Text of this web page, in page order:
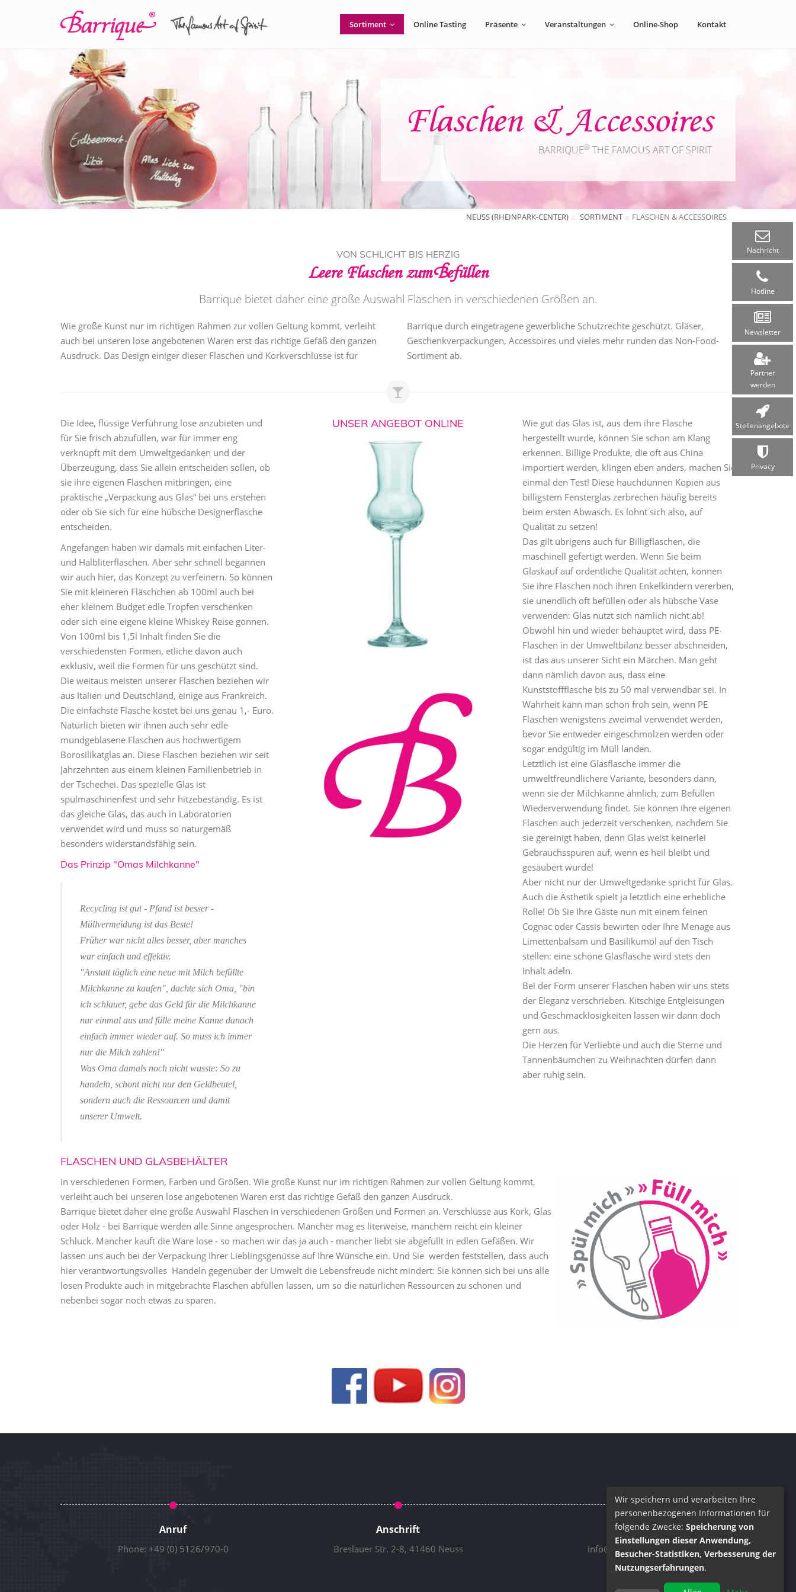
Sortiment Online Tasting Präsente Veranstaltungen Online-Shop Kontakt
Flaschen & Accessoires
BARRIQUE® THE FAMOUS ART OF SPIRIT
NEUSS (RHEINPARK-CENTER) SORTIMENT FLASCHEN & ACCESSOIRES
VON SCHLICHT BIS HERZIG
Leere Flaschen zum Befüllen
Barrique bietet daher eine große Auswahl Flaschen in verschiedenen Größen an.
Wie große Kunst nur im richtigen Rahmen zur vollen Geltung kommt, verleiht
auch bei unseren lose angebotenen Waren erst das richtige Gefäß den ganzen
Ausdruck. Das Design einiger dieser Flaschen und Korkverschlüsse ist für
Barrique durch eingetragene gewerbliche Schutzrechte geschützt. Gläser,
Geschenkverpackungen, Accessoires und vieles mehr runden das Non-Food-
Sortiment ab.
Die Idee, flüssige Verführung lose anzubieten und
für Sie frisch abzufüllen, war für immer eng
verknüpft mit dem Umweltgedanken und der
Überzeugung, dass Sie allein entscheiden sollen, ob
sie ihre eigenen Flaschen mitbringen, eine
praktische „Verpackung aus Glas“ bei uns erstehen
oder ob Sie sich für eine hübsche Designerflasche
entscheiden.
Angefangen haben wir damals mit einfachen Liter-
und Halbliterflaschen. Aber sehr schnell begannen
wir auch hier, das Konzept zu verfeinern. So können
Sie mit kleineren Fläschchen ab 100ml auch bei
eher kleinem Budget edle Tropfen verschenken
oder sich eine eigene kleine Whiskey Reise gönnen.
Von 100ml bis 1,5l Inhalt finden Sie die
verschiedensten Formen, etliche davon auch
exklusiv, weil die Formen für uns geschützt sind.
Die weitaus meisten unserer Flaschen beziehen wir
aus Italien und Deutschland, einige aus Frankreich.
Die einfachste Flasche kostet bei uns genau 1,- Euro.
Natürlich bieten wir ihnen auch sehr edle
mundgeblasene Flaschen aus hochwertigem
Borosilikatglas an. Diese Flaschen beziehen wir seit
Jahrzehnten aus einem kleinen Familienbetrieb in
der Tschechei. Das spezielle Glas ist
spülmaschinenfest und sehr hitzebeständig. Es ist
das gleiche Glas, das auch in Laboratorien
verwendet wird und muss so naturgemäß
besonders widerstandsfähig sein.
Das Prinzip "Omas Milchkanne"
Recycling ist gut - Pfand ist besser -
Müllvermeidung ist das Beste!
Früher war nicht alles besser, aber manches
war einfach und effektiv.
"Anstatt täglich eine neue mit Milch befüllte
Milchkanne zu kaufen", dachte sich Oma, "bin
ich schlauer, gebe das Geld für die Milchkanne
nur einmal aus und fülle meine Kanne danach
einfach immer wieder auf. So muss ich immer
nur die Milch zahlen!"
Was Oma damals noch nicht wusste: So zu
handeln, schont nicht nur den Geldbeutel,
sondern auch die Ressourcen und damit
unserer Umwelt.
UNSER ANGEBOT ONLINE
Wie gut das Glas ist, aus dem ihre Flasche
hergestellt wurde, können Sie schon am Klang
erkennen. Billige Produkte, die oft aus China
importiert werden, klingen eben anders, machen Sie
einmal den Test! Diese hauchdünnen Kopien aus
billigstem Fensterglas zerbrechen häufig bereits
beim ersten Abwasch. Es lohnt sich also, auf
Qualität zu setzen!
Das gilt übrigens auch für Billigflaschen, die
maschinell gefertigt werden. Wenn Sie beim
Glaskauf auf ordentliche Qualität achten, können
Sie ihre Flaschen noch ihren Enkelkindern vererben,
sie unendlich oft befüllen oder als hübsche Vase
verwenden: Glas nutzt sich nämlich nicht ab!
Obwohl hin und wieder behauptet wird, dass PE-
Flaschen in der Umweltbilanz besser abschneiden,
ist das aus unserer Sicht ein Märchen. Man geht
dann nämlich davon aus, dass eine
Kunststoffflasche bis zu 50 mal verwendbar sei. In
Wahrheit kann man schon froh sein, wenn PE
Flaschen wenigstens zweimal verwendet werden,
bevor Sie entweder eingeschmolzen werden oder
sogar endgültig im Müll landen.
Letztlich ist eine Glasflasche immer die
umweltfreundlichere Variante, besonders dann,
wenn sie der Milchkanne ähnlich, zum Befüllen
Wiederverwendung findet. Sie können ihre eigenen
Flaschen auch jederzeit verschenken, nachdem Sie
sie gereinigt haben, denn Glas weist keinerlei
Gebrauchsspuren auf, wenn es heil bleibt und
gesäubert wurde!
Aber nicht nur der Umweltgedanke spricht für Glas.
Auch die Ästhetik spielt ja letztlich eine erhebliche
Rolle! Ob Sie Ihre Gäste nun mit einem feinen
Cognac oder Cassis bewirten oder Ihre Menage aus
Limettenbalsam und Basilikumöl auf den Tisch
stellen: eine schöne Glasflasche wird stets den
Inhalt adeln.
Bei der Form unserer Flaschen haben wir uns stets
der Eleganz verschrieben. Kitschige Entgleisungen
und Geschmacklosigkeiten lassen wir dann doch
gern aus.
Die Herzen für Verliebte und auch die Sterne und
Tannenbäumchen zu Weihnachten dürfen dann
aber ruhig sein.
FLASCHEN UND GLASBEHÄLTER
in verschiedenen Formen, Farben und Größen. Wie große Kunst nur im richtigen Rahmen zur vollen Geltung kommt,
verleiht auch bei unseren lose angebotenen Waren erst das richtige Gefäß den ganzen Ausdruck.
Barrique bietet daher eine große Auswahl Flaschen in verschiedenen Größen und Formen an. Verschlüsse aus Kork, Glas
oder Holz - bei Barrique werden alle Sinne angesprochen. Mancher mag es literweise, manchem reicht ein kleiner
Schluck. Mancher kauft die Ware lose - so machen wir das ja auch - mancher liebt sie abgefüllt in edlen Gefäßen. Wir
lassen uns auch bei der Verpackung Ihrer Lieblingsgenüsse auf Ihre Wünsche ein. Und Sie werden feststellen, dass auch
hier verantwortungsvolles Handeln gegenüber der Umwelt die Lebensfreude nicht mindert: Sie können sich bei uns alle
losen Produkte auch in mitgebrachte Flaschen abfüllen lassen, um so die natürlichen Ressourcen zu schonen und
nebenbei sogar noch etwas zu sparen.
Anruf
Phone: +49 (0) 5126/970-0
Anschrift
Breslauer Str. 2-8, 41460 Neuss
Email
info@barrique.de
Nachricht
Hotline
Newsletter
Partner
werden
Stellen­angebote
Privacy
Wir speichern und verarbeiten Ihre
personenbezogenen Informationen für
folgende Zwecke: Speicherung von
Einstellungen dieser Anwendung,
Besucher-Statistiken, Verbesserung der
Nutzungserfahrungen.